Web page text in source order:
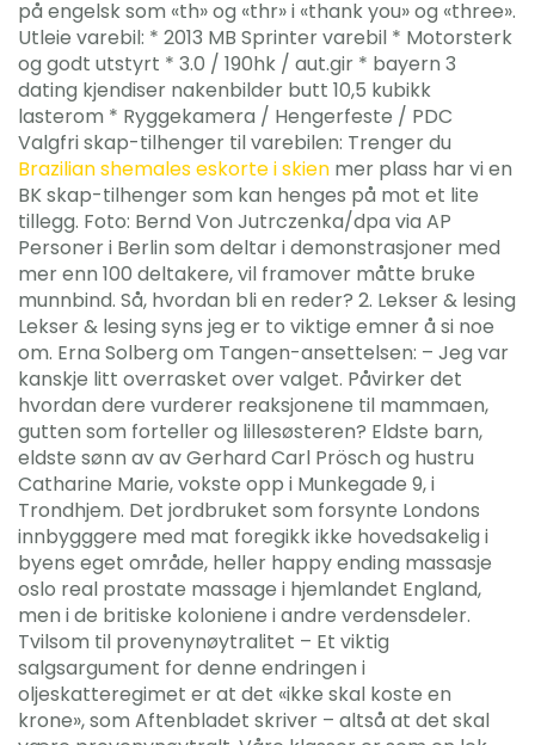
på engelsk som «th» og «thr» i «thank you» og «three».
Utleie varebil: * 2013 MB Sprinter varebil * Motorsterk
og godt utstyrt * 3.0 / 190hk / aut.gir * bayern 3
dating kjendiser nakenbilder butt 10,5 kubikk
lasterom * Ryggekamera / Hengerfeste / PDC
Valgfri skap-tilhenger til varebilen: Trenger du
Brazilian shemales eskorte i skien mer plass har vi en
BK skap-tilhenger som kan henges på mot et lite
tillegg. Foto: Bernd Von Jutrczenka/dpa via AP
Personer i Berlin som deltar i demonstrasjoner med
mer enn 100 deltakere, vil framover måtte bruke
munnbind. Så, hvordan bli en reder? 2. Lekser & lesing
Lekser & lesing syns jeg er to viktige emner å si noe
om. Erna Solberg om Tangen-ansettelsen: – Jeg var
kanskje litt overrasket over valget. Påvirker det
hvordan dere vurderer reaksjonene til mammaen,
gutten som forteller og lillesøsteren? Eldste barn,
eldste sønn av av Gerhard Carl Prösch og hustru
Catharine Marie, vokste opp i Munkegade 9, i
Trondhjem. Det jordbruket som forsynte Londons
innbygggere med mat foregikk ikke hovedsakelig i
byens eget område, heller happy ending massasje
oslo real prostate massage i hjemlandet England,
men i de britiske koloniene i andre verdensdeler.
Tvilsom til provenynøytralitet – Et viktig
salgsargument for denne endringen i
oljeskatteregimet er at det «ikke skal koste en
krone», som Aftenbladet skriver – altså at det skal